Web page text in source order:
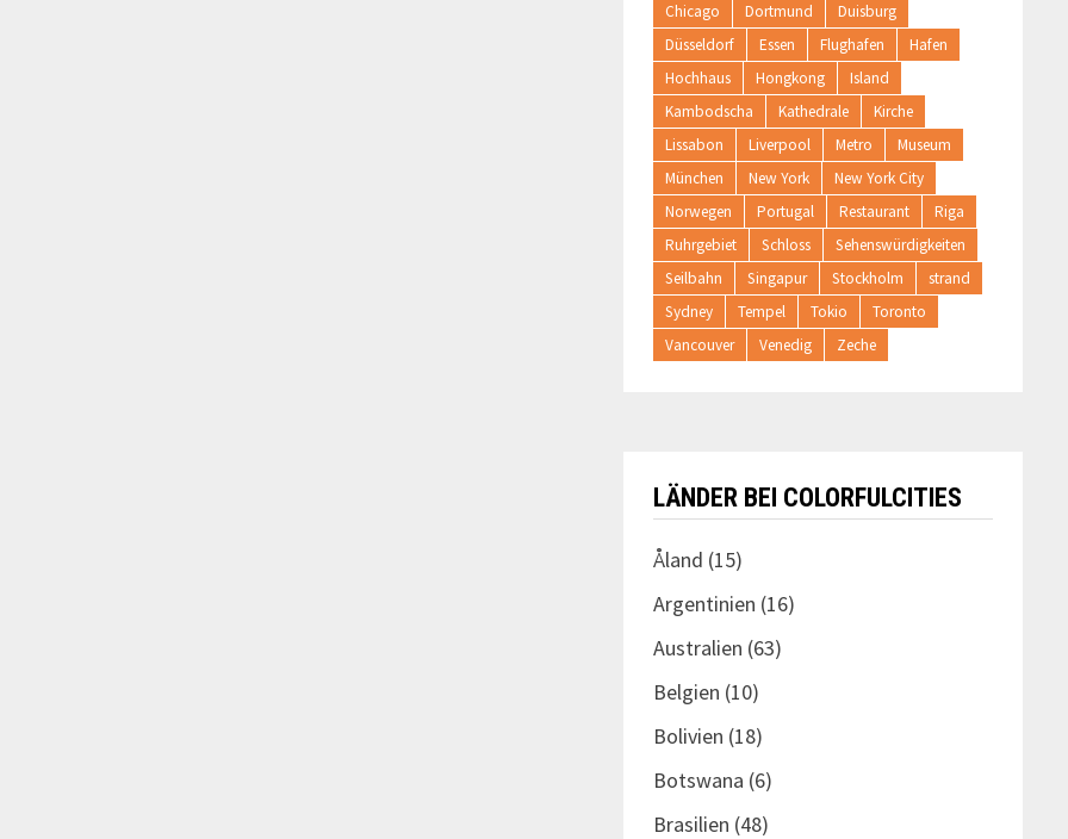
Chicago
Dortmund
Duisburg
Düsseldorf
Essen Flughafen
Hafen
Hochhaus
Hongkong
Island
Kambodscha
Kathedrale
Kirche
Lissabon
Liverpool Metro
Museum
München
New York
New York City
Norwegen
Portugal Restaurant
Riga
Ruhrgebiet
Schloss
Sehenswürdigkeiten
Seilbahn
Singapur Stockholm
strand
Sydney
Tempel Tokio
Toronto
Vancouver
Venedig Zeche
LÄNDER BEI COLORFULCITIES
Åland (15)
Argentinien (16)
Australien (63)
Belgien (10)
Bolivien (18)
Botswana (6)
Brasilien (48)